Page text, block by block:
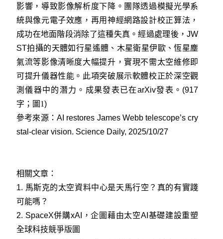
影響，導致影像解析度下降。團隊透過模擬光學系
統與像元電子效應，再用神經網路設計校正算法，
成功在地面階段消除了這種失真。經過處理後，JW
ST拍攝的天體如行星遙體、木星衛星伊歐、恆星塵
氣流等影像清晰度大幅提升，實現不需太空維修即
可提升儀器性能。此項突破展示軟體校正於深空觀
測儀器中的潛力。成果發表已在arXiv發表。 (917
字 ；圖1)
參考來源：AI restores James Webb telescope’s cry
stal-clear vision. Science Daily, 2025/10/27
相關文章：
1. 馬斯克的太空資料中心是天馬行空？真的有實踐
可能嗎？
2. SpaceX併購xAI，企圖藉由太空AI基礎建設重塑
全球科技競爭版圖